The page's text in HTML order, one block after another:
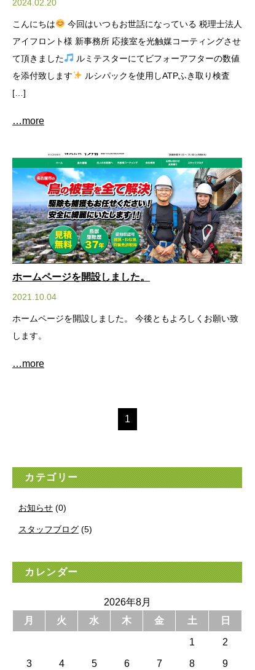
2024.02.20
こんにちは
今回はいつもお世話になっている 税理士法人
アイフロント様 新事務所 応接室を光触媒コーティングさせ
て頂きました
ルミテスターにてビフォーアフターの数値
を添付致します
ルシパックを使用しATPふき取り検査
[…]
…more
ホームページを開設しました。
2021.10.04
ホームページを開設しました。 今後ともよろしくお願い致
します。
…more
1
カテゴリー
お知らせ (0)
スタッフブログ (5)
カレンダー
2026年8月
月
火 水 木 金 土 日
1 2
3 4 5 6 7 8 9